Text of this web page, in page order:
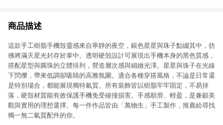
商品描述
這款手工樹脂手機殼靈感來自寧靜的夜空，銀色星星與珠子點綴其中，彷
彿將滿天星光封存於掌中。透明硬殼設計可展現出手機本身的黑色質感，
搭配星型與圓珠的立體排列，營造層次感與細緻光澤。星星與珠子在光線
下閃爍，帶來低調卻吸睛的高雅氛圍。適合各種穿搭風格，不論是日常還
是特別場合，都能展現獨特氣質。所有裝飾皆以樹脂牢牢固定，不易掉
落，硬殼材質能有效保護手機免受碰撞損害。手感順滑、輕盈，是兼顧美
觀與實用的理想選擇。每一件作品皆由「萬物生」手工製作，推薦給尋找
獨一無二氣質配件的你。